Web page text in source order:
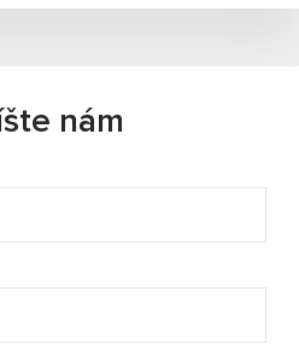
nám